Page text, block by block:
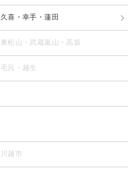
久喜・幸手・蓮田
東松山・武蔵嵐山・高坂
毛呂・越生
川越市